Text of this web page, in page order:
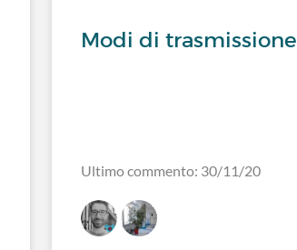
Modi di trasmissione
Ultimo commento: 30/11/20